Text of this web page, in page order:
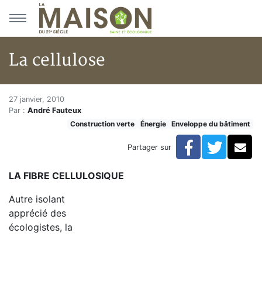
Aller au menu principal
Aller au contenu principal
La cellulose
Accueil
Articles
Construction verte
La cellulose
27 janvier, 2010
Par : André Fauteux
Construction verte
Énergie Enveloppe du bâtiment
Partager sur Facebook
LA FIBRE CELLULOSIQUE
Autre isolant
apprécié des
écologistes, la